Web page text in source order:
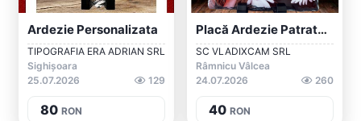
Ardezie Personalizata
TIPOGRAFIA ERA ADRIAN SRL
Sighișoara
25.07.2026
129
80 RON
Placă Ardezie Patrata Personalizata SH 1...
SC VLADIXCAM SRL
Râmnicu Vâlcea
24.07.2026
260
40 RON